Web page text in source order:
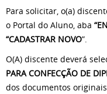
Para solicitar, o(a)
o Portal do Aluno, aba
“CADASTRAR NOVO”.
O(A) discente deverá
PARA CONFECÇÃO DE
dos documentos